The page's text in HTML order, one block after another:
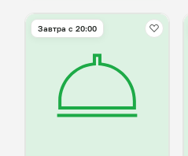
Завтра c 20:00